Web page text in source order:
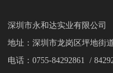
深圳市永和达实业有限公司
地址：深圳市龙岗区坪地街
电话：0755-84292861 /